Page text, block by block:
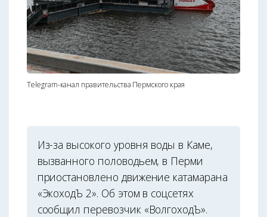
Telegram-канал правительства Пермского края
Из-за высокого уровня воды в Каме,
вызванного половодьем, в Перми
приостановлено движение катамарана
«ЭкоходЪ 2». Об этом в соцсетях
сообщил перевозчик «ВолгоходЪ».